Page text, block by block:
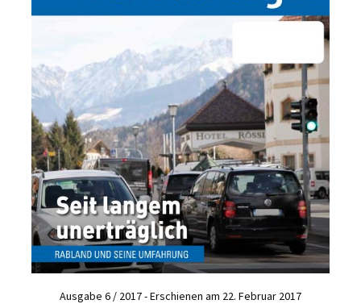
Ausgabe 6 / 2017 - Erschienen am 22. Februar 2017